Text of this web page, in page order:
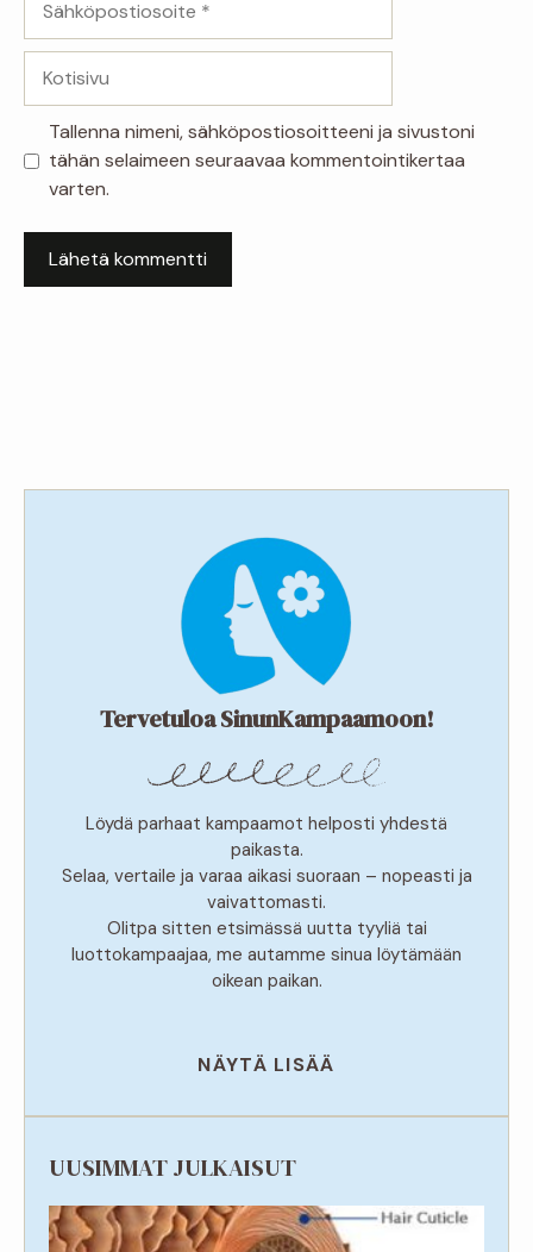
Tallenna nimeni, sähköpostiosoitteeni ja sivustoni
tähän selaimeen seuraavaa kommentointikertaa
varten.
Tervetuloa SinunKampaamoon!
Löydä parhaat kampaamot helposti yhdestä
paikasta.
Selaa, vertaile ja varaa aikasi suoraan – nopeasti ja
vaivattomasti.
Olitpa sitten etsimässä uutta tyyliä tai
luottokampaajaa, me autamme sinua löytämään
oikean paikan.
NÄYTÄ LISÄÄ
UUSIMMAT JULKAISUT